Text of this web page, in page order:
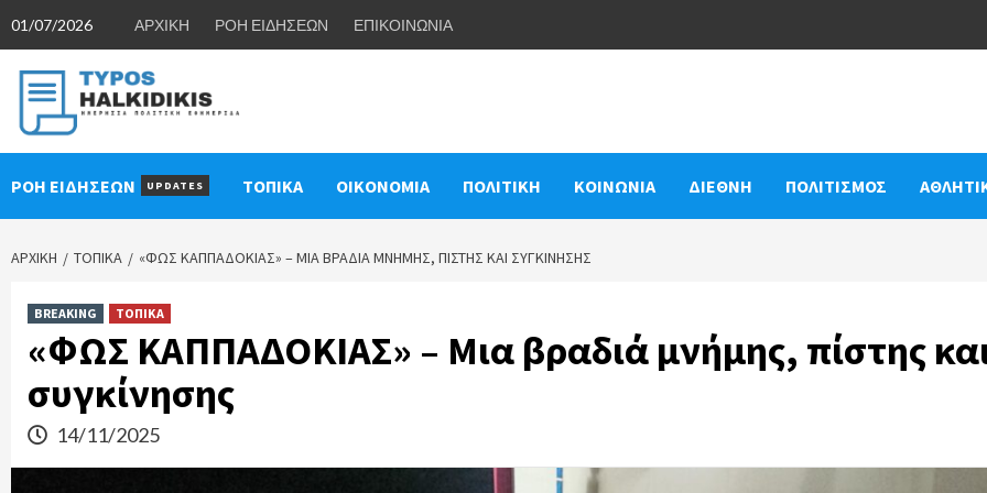
content
01/07/2026 ΑΡΧΙΚΗ ΡΟΗ ΕΙΔΗΣΕΩΝ ΕΠΙΚΟΙΝΩΝΙΑ
ΡΟΗ ΕΙΔΗΣΕΩΝ UPDATES ΤΟΠΙΚΑ ΟΙΚΟΝΟΜΙΑ ΠΟΛΙΤΙΚΗ ΚΟΙΝΩΝΙΑ ΔΙΕΘΝΗ ΠΟΛΙΤΙΣΜΟΣ
ΑΡΧΙΚΉ ΤΟΠΙΚΑ «ΦΩΣ ΚΑΠΠΑΔΟΚΙΑΣ» – ΜΙΑ ΒΡΑΔΙΆ ΜΝΉΜΗΣ, ΠΊΣΤΗΣ ΚΑΙ ΣΥΓΚΊΝΗΣΗΣ
BREAKING ΤΟΠΙΚΑ
«ΦΩΣ ΚΑΠΠΑΔΟΚΙΑΣ» – Μια βραδιά μνήμης, πίστης
συγκίνησης
14/11/2025